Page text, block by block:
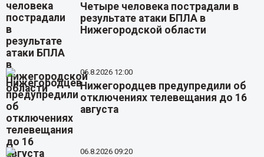
Четыре человека пострадали в
результате атаки БПЛА в
Нижегородской области
06.8.2026 12:00
Нижегородцев предупредили об
отключениях телевещания до 16
августа
06.8.2026 09:20